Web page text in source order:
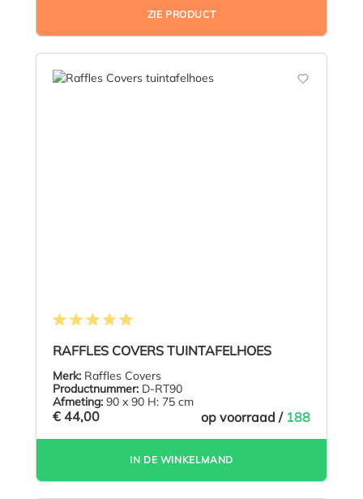
ZIE PRODUCT
RAFFLES COVERS TUINTAFELHOES
Merk: Raffles Covers
Productnummer: D-RT90
Afmeting: 90 x 90 H: 75 cm
€ 44,00 op voorraad / 188
IN DE WINKELMAND